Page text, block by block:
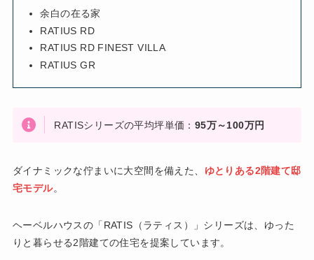
余白の在る家
RATIUS RD
RATIUS RD FINEST VILLA
RATIUS GR
RATISシリーズの平均坪単価： 95万～100万円
ダイナミックな佇まいに大空間を備えた、 ゆとりある2階建て邸
宅モデル。
ヘーベルハウスの「RATIS（ラティス）」シリーズは、ゆった
りと暮らせる2階建ての住宅を提案しています。